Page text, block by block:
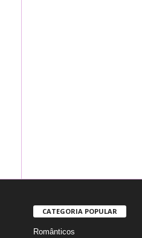
CATEGORIA POPULAR
Românticos